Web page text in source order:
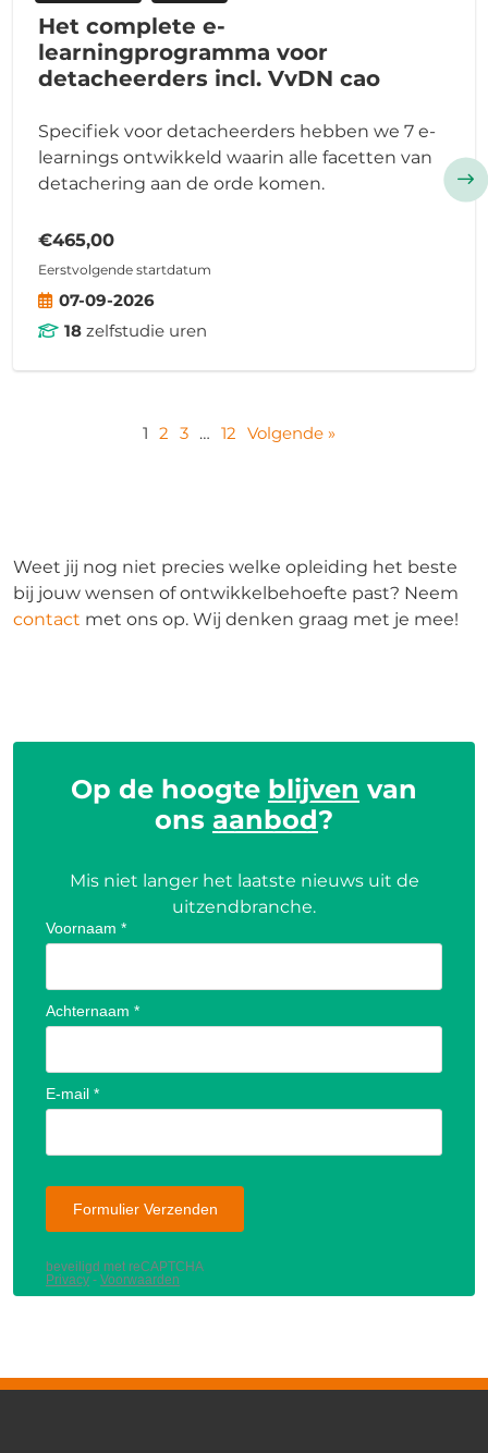
Het complete e-
learningprogramma voor
detacheerders incl. VvDN cao
Specifiek voor detacheerders hebben we 7 e-
learnings ontwikkeld waarin alle facetten van
detachering aan de orde komen.
€465,00
Eerstvolgende startdatum
07-09-2026
18zelfstudie uren
1 2 3 … 12 Volgende »
Weet jij nog niet precies welke opleiding het beste
bij jouw wensen of ontwikkelbehoefte past? Neem
contact met ons op. Wij denken graag met je mee!
Op de hoogte blijven van
ons aanbod?
Mis niet langer het laatste nieuws uit de
uitzendbranche.